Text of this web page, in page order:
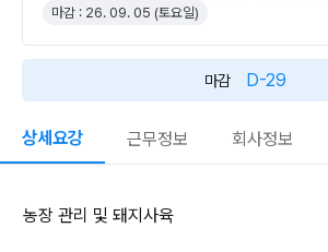
마감 : 26. 09. 05 (토요일)
마감 D-29
상세요강 근무정보 회사정보
농장 관리 및 돼지사육